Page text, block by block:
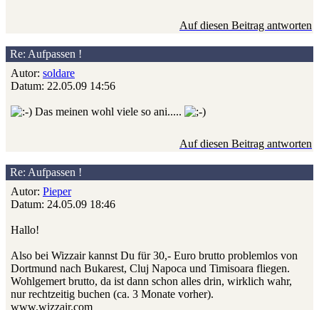
Auf diesen Beitrag antworten
Re: Aufpassen !
Autor: soldare
Datum: 22.05.09 14:56
Das meinen wohl viele so ani.....
Auf diesen Beitrag antworten
Re: Aufpassen !
Autor: Pieper
Datum: 24.05.09 18:46
Hallo!
Also bei Wizzair kannst Du für 30,- Euro brutto problemlos von
Dortmund nach Bukarest, Cluj Napoca und Timisoara fliegen.
Wohlgemert brutto, da ist dann schon alles drin, wirklich wahr,
nur rechtzeitig buchen (ca. 3 Monate vorher).
www.wizzair.com